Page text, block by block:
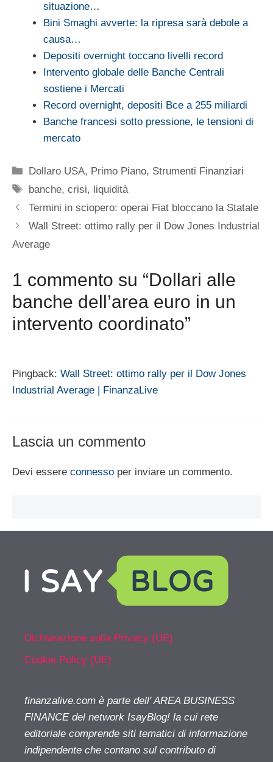
situazione…
Bini Smaghi avverte: la ripresa sarà debole a
causa…
Depositi overnight toccano livelli record
Intervento globale delle Banche Centrali
sostiene i Mercati
Record overnight, depositi Bce a 255 miliardi
Banche francesi sotto pressione, le tensioni di
mercato
Categorie
Dollaro USA, Primo Piano, Strumenti Finanziari
Tag
banche,crisi, liquidità
Termini in sciopero: operai Fiat bloccano la Statale
Wall Street: ottimo rally per il Dow Jones Industrial
Average
1 commento su “Dollari alle
banche dell’area euro in un
intervento coordinato”
Pingback: Wall Street: ottimo rally per il Dow Jones
Industrial Average | FinanzaLive
Lascia un commento
Devi essere connesso per inviare un commento.
Dichiarazione sulla Privacy (UE)
Cookie Policy (UE)
finanzalive.com è parte dell' AREA BUSINESS
FINANCE del network IsayBlog! la cui rete
editoriale comprende siti tematici di informazione
indipendente che contano sul contributo di